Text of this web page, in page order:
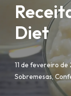
Diet
11 de fevereiro de
Sobremesas,